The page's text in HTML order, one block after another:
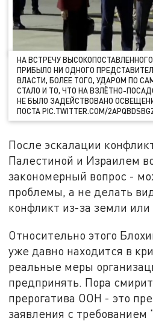
НА ВСТРЕЧУ
ПРИБЫЛО НИ ОДНОГО
ВЛАСТИ, БОЛЕЕ ТОГО, УДАРОМ ПО
СТАЛО И ТО, ЧТО НА ВЗЛЁТНО-
НЕ БЫЛО ЗАДЕЙСТВОВАНО
ПОСТА PIC.TWITTER.COM/
После эскалации
Палестиной и Израилем
закономерный вопрос -
проблемы, а не делать
конфликт из-за земли или
Относительно этого
уже давно находится в
реальные меры
предпринять. Пора
прерогатива ООН - это
заявления с требованием